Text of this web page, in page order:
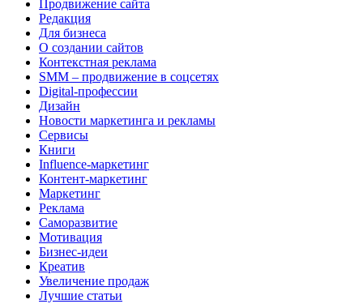
Продвижение сайта
Редакция
Для бизнеса
О создании сайтов
Контекстная реклама
SMM – продвижение в соцсетях
Digital-профессии
Дизайн
Новости маркетинга и рекламы
Сервисы
Книги
Influence-маркетинг
Контент-маркетинг
Маркетинг
Реклама
Саморазвитие
Мотивация
Бизнес-идеи
Креатив
Увеличение продаж
Лучшие статьи